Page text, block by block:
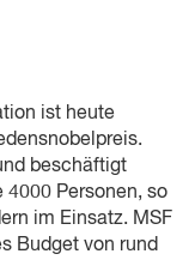
ist heute
beschäftigt
4000 Personen, so
im Einsatz. MSF
Budget von rund